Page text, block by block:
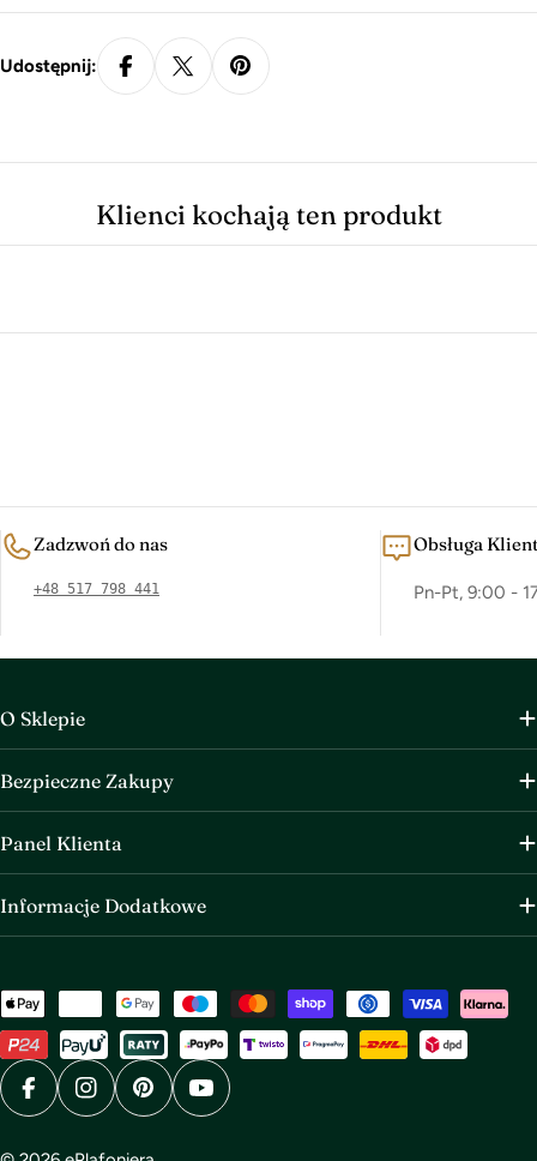
Udostępnij:
Klienci kochają ten produkt
Zadzwoń do nas
+48 517 798 441
Obsługa
Pn-Pt, 9:00 -
O Sklepie
Bezpieczne Zakupy
Panel Klienta
Informacje Dodatkowe
Metody
płatności
FacebookInstagramPinterestYouTube